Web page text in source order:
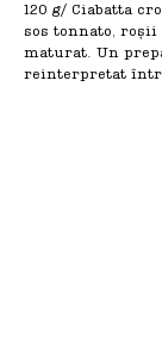
120 g/ Ciabatta
sos tonnato, roșii
maturat. Un
reinterpretat